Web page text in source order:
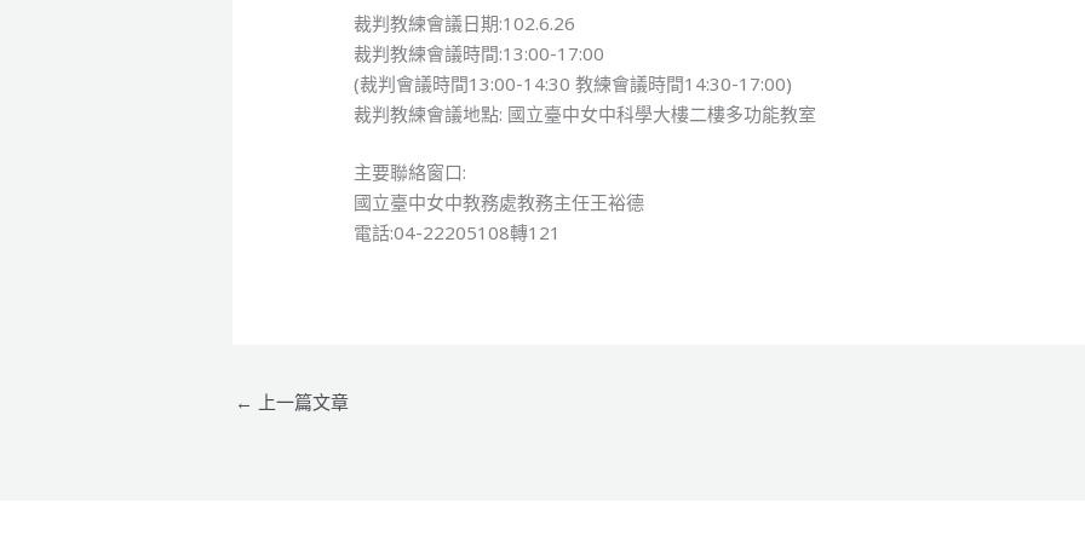
裁判教練會議日期:102.6.26
裁判教練會議時間:13:00-17:00
(裁判會議時間13:00-14:30 教練會議時間14:30-17:00)
裁判教練會議地點: 國立臺中女中科學大樓二樓多功能教室
主要聯絡窗口:
國立臺中女中教務處教務主任王裕德
電話:04-22205108轉121
← 上一篇文章